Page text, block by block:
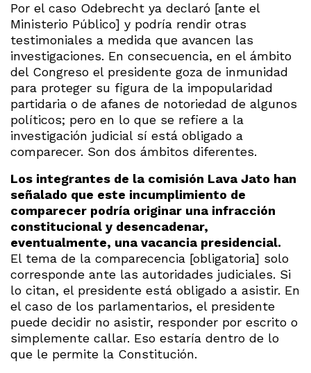
Por el caso Odebrecht ya declaró [ante el
Ministerio Público] y podría rendir otras
testimoniales a medida que avancen las
investigaciones. En consecuencia, en el ámbito
del Congreso el presidente goza de inmunidad
para proteger su figura de la impopularidad
partidaria o de afanes de notoriedad de algunos
políticos; pero en lo que se refiere a la
investigación judicial sí está obligado a
comparecer. Son dos ámbitos diferentes.
Los integrantes de la comisión Lava Jato han
señalado que este incumplimiento de
comparecer podría originar una infracción
constitucional y desencadenar,
eventualmente, una vacancia presidencial.
El tema de la comparecencia [obligatoria] solo
corresponde ante las autoridades judiciales. Si
lo citan, el presidente está obligado a asistir. En
el caso de los parlamentarios, el presidente
puede decidir no asistir, responder por escrito o
simplemente callar. Eso estaría dentro de lo
que le permite la Constitución.